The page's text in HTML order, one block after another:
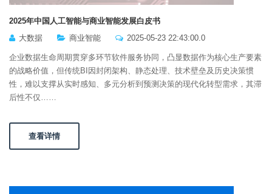
2025年中国人工智能与商业智能发展白皮书
大数据
商业智能 2025-05-23 22:43:00.0
企业数据生命周期贯穿多环节软件服务协同，凸显数据作为核心生产要素
的战略价值，但传统BI因封闭架构、静态处理、技术壁垒及历史决策惯
性，难以支撑从实时感知、多元分析到预测决策的现代化转型需求，其滞
后性不仅……
查看详情